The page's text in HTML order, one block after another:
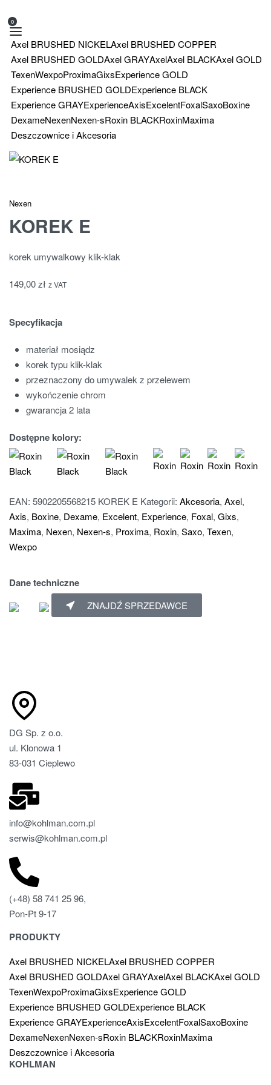
0
Axel BRUSHED NICKELAxel BRUSHED COPPER
Axel BRUSHED GOLDAxel GRAYAxelAxel BLACKAxel GOLD
TexenWexpoProximaGixsExperience GOLD
Experience BRUSHED GOLDExperience BLACK
Experience GRAYExperienceAxisExcelentFoxalSaxoBoxine
DexameNexenNexen-sRoxin BLACKRoxinMaxima
Deszczownice i Akcesoria
Nexen
KOREK E
korek umywalkowy klik-klak
149,00zł z VAT
Specyfikacja
materiał mosiądz
korek typu klik-klak
przeznaczony do umywalek z przelewem
wykończenie chrom
gwarancja 2 lata
Dostępne kolory:
EAN: 5902205568215 KOREK E Kategorii: Akcesoria, Axel,
Axis, Boxine, Dexame, Excelent, Experience, Foxal, Gixs,
Maxima, Nexen, Nexen-s, Proxima, Roxin, Saxo, Texen,
Wexpo
Dane techniczne
ZNAJDŹ SPRZEDAWCE
DG Sp. z o.o.
ul. Klonowa 1
83-031 Cieplewo
info@kohlman.com.pl
serwis@kohlman.com.pl
(+48) 58 741 25 96,
Pon-Pt 9-17
PRODUKTY
Axel BRUSHED NICKELAxel BRUSHED COPPER
Axel BRUSHED GOLDAxel GRAYAxelAxel BLACKAxel GOLD
TexenWexpoProximaGixsExperience GOLD
Experience BRUSHED GOLDExperience BLACK
Experience GRAYExperienceAxisExcelentFoxalSaxoBoxine
DexameNexenNexen-sRoxin BLACKRoxinMaxima
Deszczownice i Akcesoria
KOHLMAN